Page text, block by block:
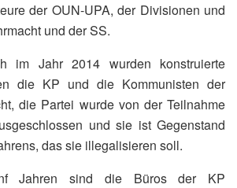
der OUN-UPA, der Divisionen und
und der SS.
im Jahr 2014 wurden konstruierte
die KP und die Kommunisten der
die Partei wurde von der Teilnahme
und sie ist Gegenstand
das sie illegalisieren soll.
Jahren sind die Büros der KP